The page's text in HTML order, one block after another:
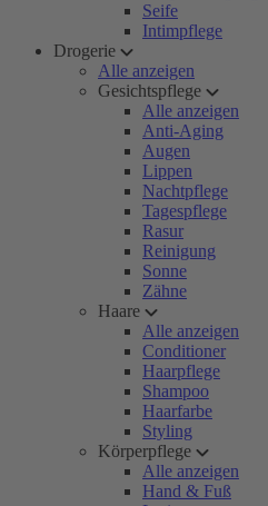
Seife
Intimpflege
Drogerie
Alle anzeigen
Gesichtspflege
Alle anzeigen
Anti-Aging
Augen
Lippen
Nachtpflege
Tagespflege
Rasur
Reinigung
Sonne
Zähne
Haare
Alle anzeigen
Conditioner
Haarpflege
Shampoo
Haarfarbe
Styling
Körperpflege
Alle anzeigen
Hand & Fuß